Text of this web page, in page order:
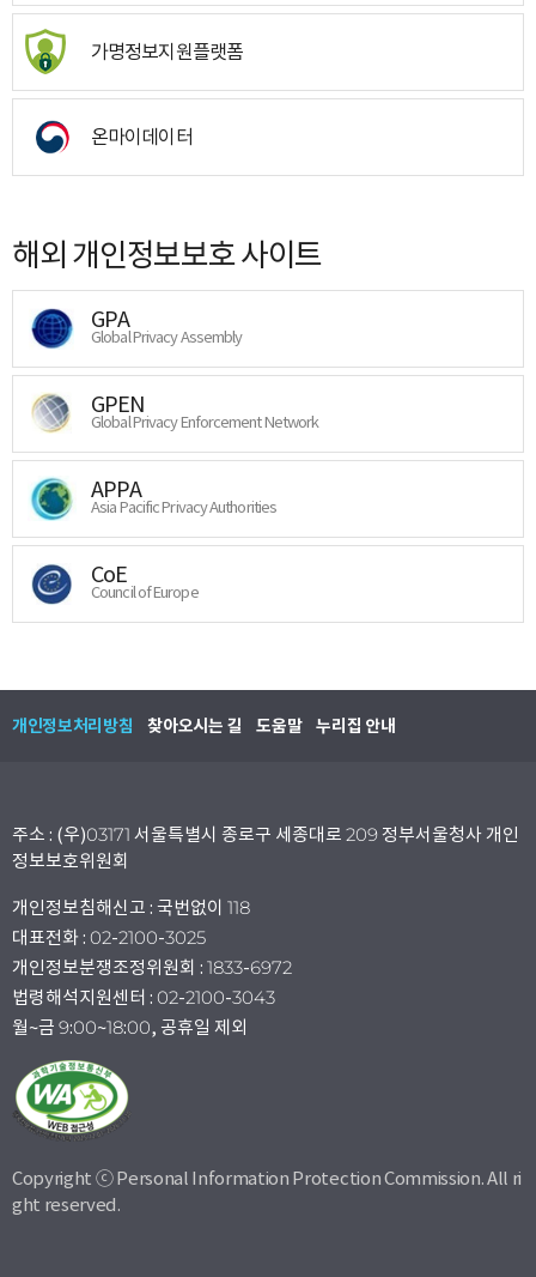
가명정보지원플랫폼
온마이데이터
해외 개인정보보호 사이트
GPA
Global Privacy Assembly
GPEN
Global Privacy Enforcement Network
APPA
Asia Pacific Privacy Authorities
CoE
Council of Europe
개인정보처리방침 찾아오시는 길 도움말 누리집 안내
주소 : (우)03171 서울특별시 종로구 세종대로 209 정부서울청사 개인
정보보호위원회
개인정보침해신고 : 국번없이 118
대표전화 : 02-2100-3025
개인정보분쟁조정위원회 : 1833-6972
법령해석지원센터 : 02-2100-3043
월~금 9:00~18:00, 공휴일 제외
Copyright ⓒ Personal Information Protection Commission. All ri
ght reserved.